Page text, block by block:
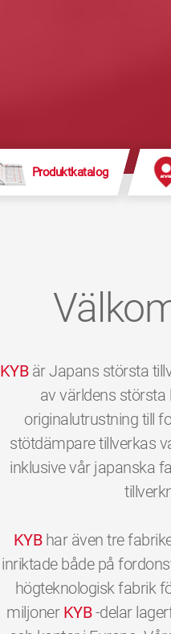
Produktkatalog
KYBär Japans största
av världens
originalutrustning till
stötdämpare tillverkas
inklusive vår japanska
KYBhar även tre
inriktade både på
högteknologisk fabrik
miljoner KYB-delar